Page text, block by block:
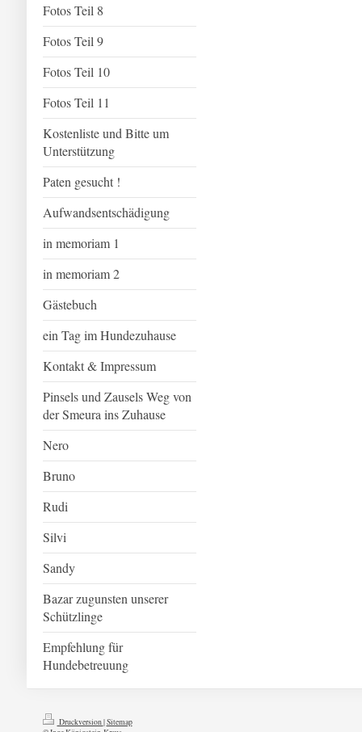
Fotos Teil 8
Fotos Teil 9
Fotos Teil 10
Fotos Teil 11
Kostenliste und Bitte um
Unterstützung
Paten gesucht !
Aufwandsentschädigung
in memoriam 1
in memoriam 2
Gästebuch
ein Tag im Hundezuhause
Kontakt & Impressum
Pinsels und Zausels Weg von
der Smeura ins Zuhause
Nero
Bruno
Rudi
Silvi
Sandy
Bazar zugunsten unserer
Schützlinge
Empfehlung für
Hundebetreuung
Druckversion|Sitemap